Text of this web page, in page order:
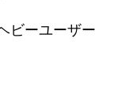
ビーユーザー